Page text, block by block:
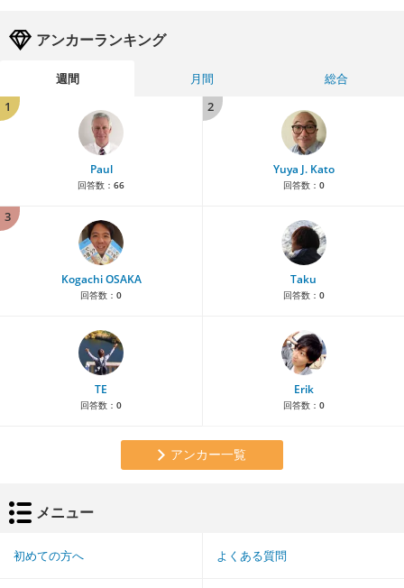
アンカーランキング
週間 月間
総合
1
Paul
回答数： 66
2
Yuya J. Kato
回答数： 0
3
Kogachi OSAKA
回答数： 0
Taku
回答数： 0
TE
回答数： 0
Erik
回答数： 0
アンカー一覧
メニュー
初めての方へ よくある質問